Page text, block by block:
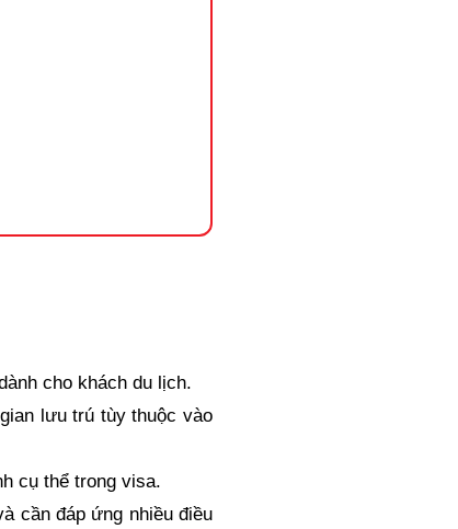
nhận của chính
cho khách du lịch.
lưu trú tùy thuộc vào
cụ thể trong visa.
cần đáp ứng nhiều điều